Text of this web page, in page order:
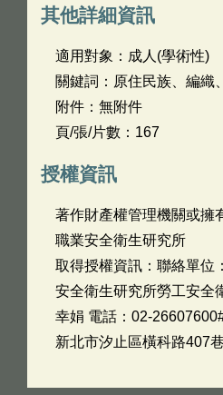
其他詳細資訊
適用對象：成人(學術性)
關鍵詞：原住民族、編織
附件：無附件
頁/張/片數：167
授權資訊
著作財產權管理機關或擁
職業安全衛生研究所
取得授權資訊：聯絡單位
安全衛生研究所勞工安全
幸娟 電話：02-
新北市汐止區橫科路407